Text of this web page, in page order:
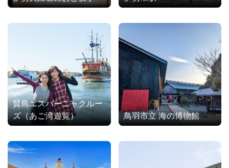
賢島エスパーニャクルー
ズ（あご湾遊覧）
鳥羽市立 海の博物館